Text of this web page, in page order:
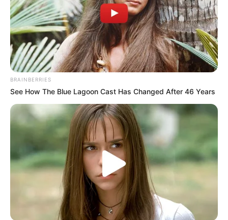
ευαίσθητων προσωπικών δεδομένων! Σημαίνει apartheid!
Ξέχασες όμως ότι “εμεῖς δὲν τραγουδᾶμε γιὰ νὰ
ξεχωρίσουμε ἀδελφέ μου ἀπ᾿ τὸν κόσμο. Ἐμεῖς
τραγουδᾶμε γιὰ νὰ σμίξουμε τὸν κόσμο.” Αυτά μας είπε ο
Ρίτσος με τη φωνή του Ξυλούρη και είναι η Ελληνική μας
καλλιτεχνική κληρονομιά! Όχι αδελφέ μου!!! Σε
παρακαλώ με ειλικρίνεια και ταπεινότητα. Συζητήστε
ξανά με την επιχείρηση και αναθεωρήστε τη στάση σας.
Ήταν βιαστική και λίγο επιπόλαιη. Ξέρεις γιατί;;;
BRAINBERRIES
See How The Blue Lagoon Cast Has Changed After 46 Years